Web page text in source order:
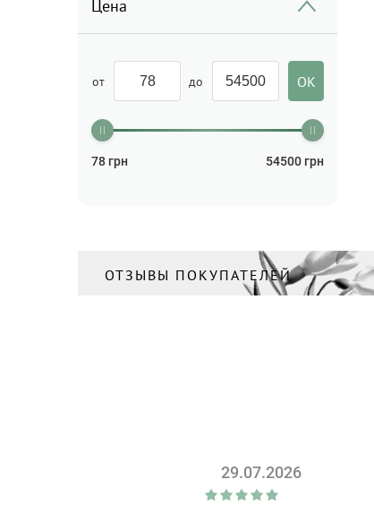
Цена
от до
78 грн 54500 грн
ОТЗЫВЫ ПОКУПАТЕЛЕЙ
29.07.2026